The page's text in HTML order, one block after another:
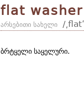
flat washer
არსებითი სახელი /
ბრტყელი საყელური.